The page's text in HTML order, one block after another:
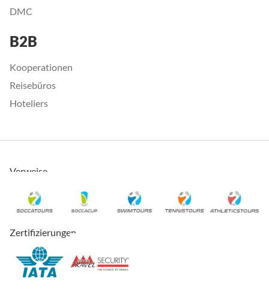
DMC
B2B
Kooperationen
Reisebüros
Hoteliers
Verweise
Zertifizierungen